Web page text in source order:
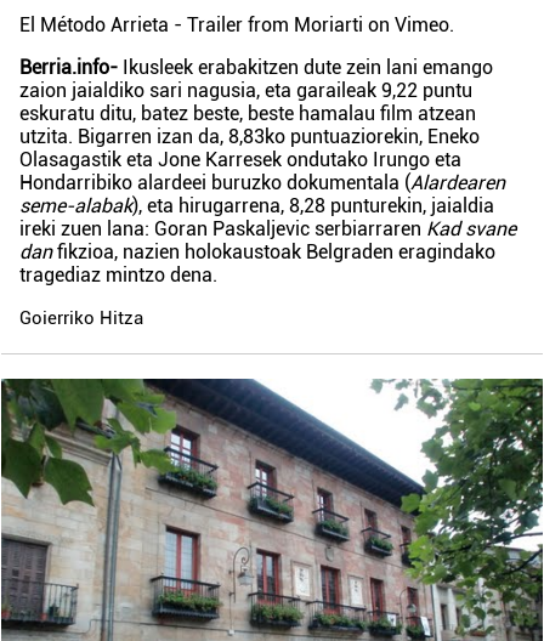
El Método Arrieta - Trailer from Moriarti onVimeo.
Berria.info- Ikusleek erabakitzen dute zein lani emango
zaion jaialdiko sari nagusia, eta garaileak 9,22 puntu
eskuratu ditu, batez beste, beste hamalau film atzean
utzita. Bigarren izan da, 8,83ko puntuaziorekin, Eneko
Olasagastik eta Jone Karresek ondutako Irungo eta
Hondarribiko alardeei buruzko dokumentala (Alardearen
seme-alabak), eta hirugarrena, 8,28 punturekin, jaialdia
ireki zuen lana: Goran Paskaljevic serbiarraren Kad svane
danfikzioa, nazien holokaustoak Belgraden eragindako
tragediaz mintzo dena.
Goierriko Hitza